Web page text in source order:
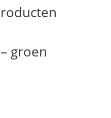
groen